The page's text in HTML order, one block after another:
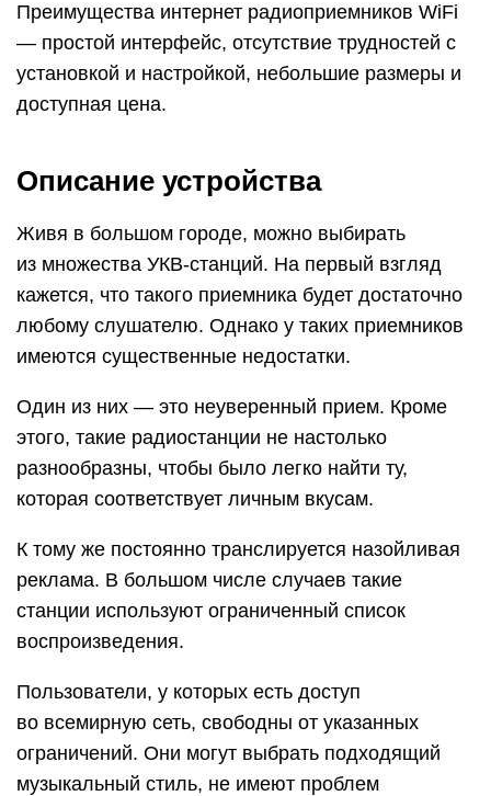
Преимущества интернет радиоприемников WiFi
— простой интерфейс, отсутствие трудностей с
установкой и настройкой, небольшие размеры и
доступная цена.
Описание устройства
Живя в большом городе, можно выбирать
из множества УКВ-станций. На первый взгляд
кажется, что такого приемника будет достаточно
любому слушателю. Однако у таких приемников
имеются существенные недостатки.
Один из них — это неуверенный прием. Кроме
этого, такие радиостанции не настолько
разнообразны, чтобы было легко найти ту,
которая соответствует личным вкусам.
К тому же постоянно транслируется назойливая
реклама. В большом числе случаев такие
станции используют ограниченный список
воспроизведения.
Пользователи, у которых есть доступ
во всемирную сеть, свободны от указанных
ограничений. Они могут выбрать подходящий
музыкальный стиль, не имеют проблем